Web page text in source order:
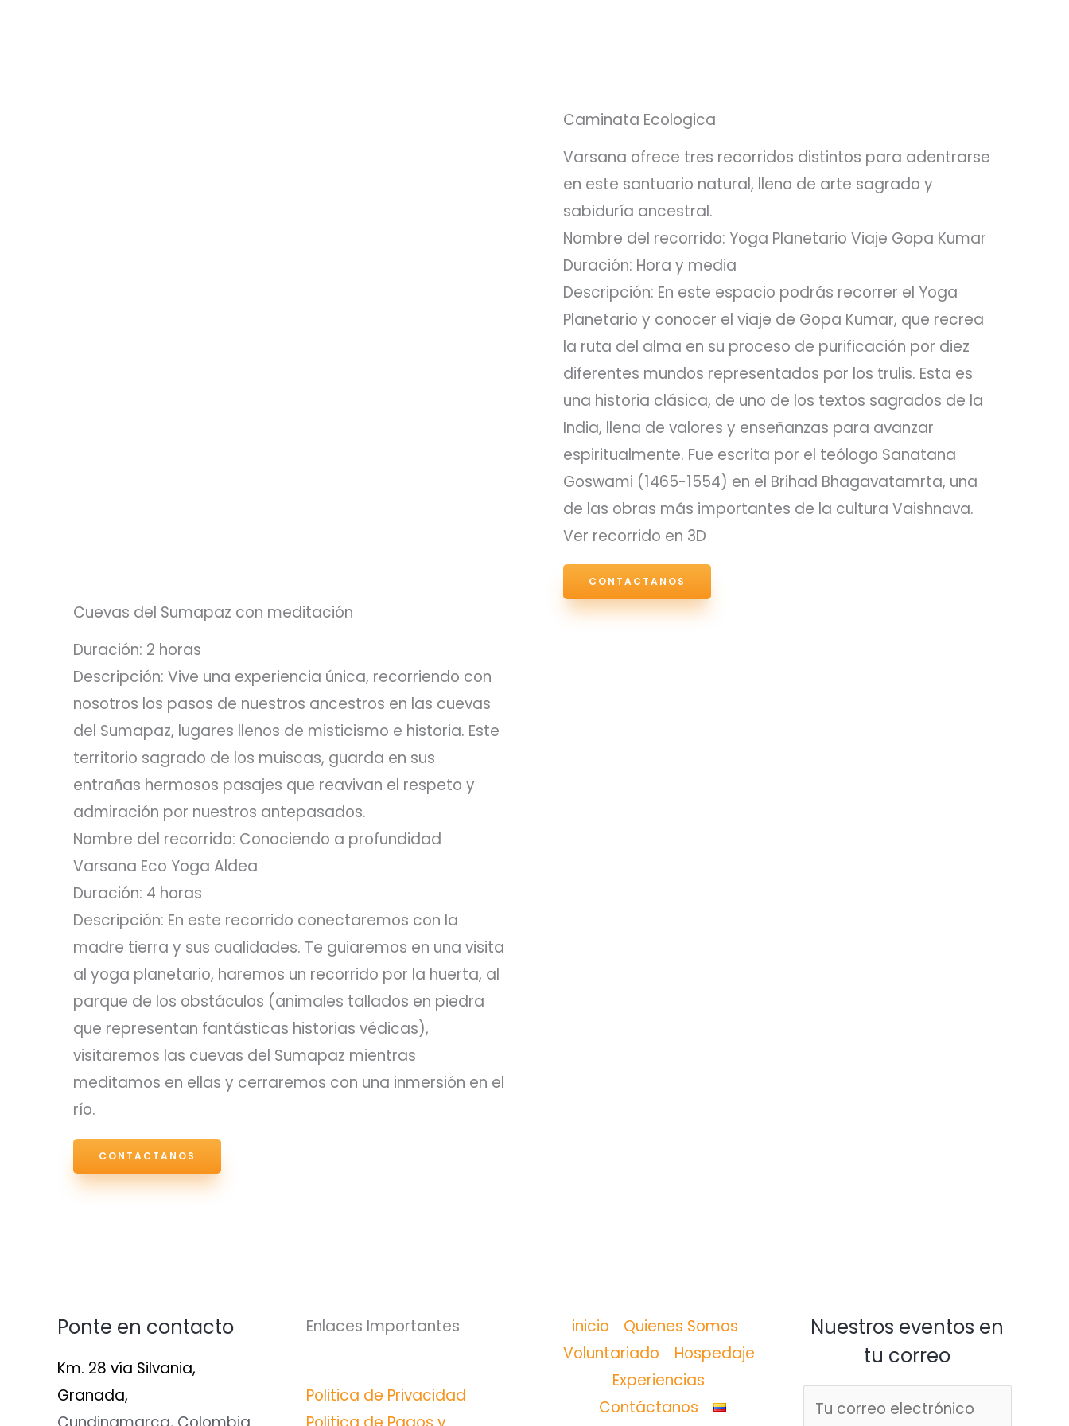
Caminata Ecologica
Varsana ofrece tres recorridos distintos para adentrarse
en este santuario natural, lleno de arte sagrado y
sabiduría ancestral.
Nombre del recorrido: Yoga Planetario Viaje Gopa Kumar
Duración: Hora y media
Descripción: En este espacio podrás recorrer el Yoga
Planetario y conocer el viaje de Gopa Kumar, que recrea
la ruta del alma en su proceso de purificación por diez
diferentes mundos representados por los trulis. Esta es
una historia clásica, de uno de los textos sagrados de la
India, llena de valores y enseñanzas para avanzar
espiritualmente. Fue escrita por el teólogo Sanatana
Goswami (1465-1554) en el Brihad Bhagavatamrta, una
de las obras más importantes de la cultura Vaishnava.
Ver recorrido en 3D
CONTACTANOS
Cuevas del Sumapaz con meditación
Duración: 2 horas
Descripción: Vive una experiencia única, recorriendo con
nosotros los pasos de nuestros ancestros en las cuevas
del Sumapaz, lugares llenos de misticismo e historia. Este
territorio sagrado de los muiscas, guarda en sus
entrañas hermosos pasajes que reavivan el respeto y
admiración por nuestros antepasados.
Nombre del recorrido: Conociendo a profundidad
Varsana Eco Yoga Aldea
Duración: 4 horas
Descripción: En este recorrido conectaremos con la
madre tierra y sus cualidades. Te guiaremos en una visita
al yoga planetario, haremos un recorrido por la huerta, al
parque de los obstáculos (animales tallados en piedra
que representan fantásticas historias védicas),
visitaremos las cuevas del Sumapaz mientras
meditamos en ellas y cerraremos con una inmersión en el
río.
CONTACTANOS
Ponte en contacto
Km. 28 vía Silvania,
Granada,
Enlaces Importantes
Politica de Privacidad
inicio
Quienes Somos
Voluntariado
Hospedaje
Experiencias
Contáctanos
Nuestros eventos en
tu correo